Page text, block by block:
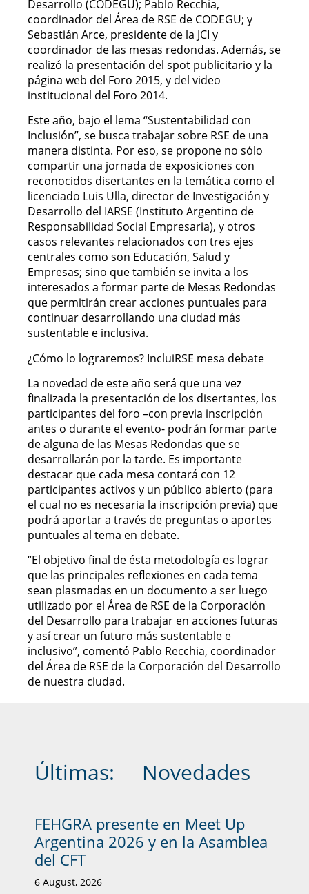
Desarrollo (CODEGU); Pablo Recchia,
coordinador del Área de RSE de CODEGU; y
Sebastián Arce, presidente de la JCI y
coordinador de las mesas redondas. Además, se
realizó la presentación del spot publicitario y la
página web del Foro 2015, y del video
institucional del Foro 2014.
Este año, bajo el lema “Sustentabilidad con
Inclusión”, se busca trabajar sobre RSE de una
manera distinta. Por eso, se propone no sólo
compartir una jornada de exposiciones con
reconocidos disertantes en la temática como el
licenciado Luis Ulla, director de Investigación y
Desarrollo del IARSE (Instituto Argentino de
Responsabilidad Social Empresaria), y otros
casos relevantes relacionados con tres ejes
centrales como son Educación, Salud y
Empresas; sino que también se invita a los
interesados a formar parte de Mesas Redondas
que permitirán crear acciones puntuales para
continuar desarrollando una ciudad más
sustentable e inclusiva.
¿Cómo lo lograremos? IncluiRSE mesa debate
La novedad de este año será que una vez
finalizada la presentación de los disertantes, los
participantes del foro –con previa inscripción
antes o durante el evento- podrán formar parte
de alguna de las Mesas Redondas que se
desarrollarán por la tarde. Es importante
destacar que cada mesa contará con 12
participantes activos y un público abierto (para
el cual no es necesaria la inscripción previa) que
podrá aportar a través de preguntas o aportes
puntuales al tema en debate.
“El objetivo final de ésta metodología es lograr
que las principales reflexiones en cada tema
sean plasmadas en un documento a ser luego
utilizado por el Área de RSE de la Corporación
del Desarrollo para trabajar en acciones futuras
y así crear un futuro más sustentable e
inclusivo”, comentó Pablo Recchia, coordinador
del Área de RSE de la Corporación del Desarrollo
de nuestra ciudad.
Últimas: Novedades
FEHGRA presente en Meet Up
Argentina 2026 y en la Asamblea
del CFT
6 August, 2026